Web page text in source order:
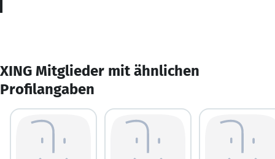
XING Mitglieder mit ähnlichen
Profilangaben